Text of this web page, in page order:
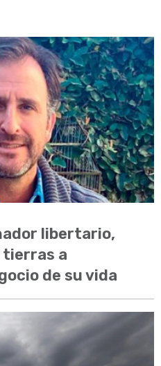
libertario,
tierras a
de su vida